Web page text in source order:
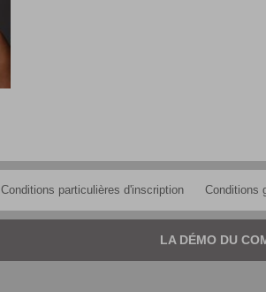
Conditions particulières d'inscription Conditions
LA DÉMO DU